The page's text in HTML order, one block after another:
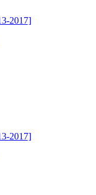
2017]
2017]